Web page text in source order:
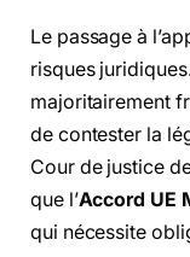
Le passage à
risques
majoritairement
de contester la
Cour de justice
que l’Accord UE
qui nécessite